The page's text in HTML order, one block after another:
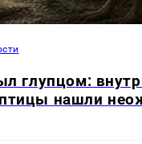
глупцом:
нашли